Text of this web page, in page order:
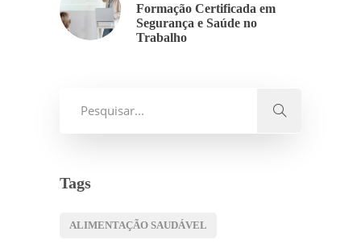
Formação Certificada em
Segurança e Saúde no
Trabalho
Tags
ALIMENTAÇÃO SAUDÁVEL